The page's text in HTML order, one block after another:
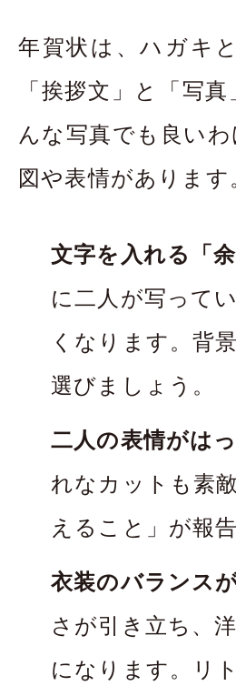
年賀状は、ハガキ
「挨拶文」と「写
んな写真でも良い
図や表情があります
文字を入れる「
に二人が写って
くなります。背
選びましょう。
二人の表情がは
れなカットも素
えること」が報
衣装のバランス
さが引き立ち、
になります。リ